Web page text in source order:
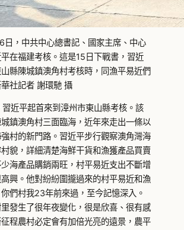
日，中共中心總書記、國家主席、中心
在福建考核。這是15日下戰書，習近
縣陳城鎮澳角村考核時，同漁平易近們
社記者 謝環馳 攝
近平起首來到漳州市東山縣考核。該
鎮澳角村三面臨海，近年來走出一條以
村的新門路。習近平步行觀察澳角灣海
貌，詳細清楚海鮮干貨和漁獲產品買賣
海產品購銷兩旺，村平易近支出不斷增
興。他對紛紛圍攏過來的村平易近和漁
們村我23年前來過，至今記憶深入。
發生了很年夜變化，很是欣喜、很有感
程農村必定會有加倍光亮的遠景，農平